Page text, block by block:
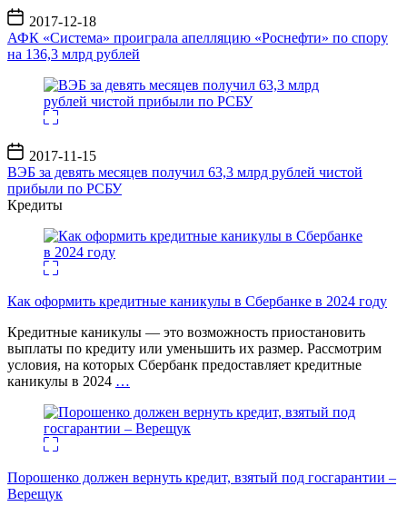
Дата
записи
2017-12-18
АФК «Система» проиграла апелляцию «Роснефти» по спору
на 136,3 млрд рублей
Дата
записи
2017-11-15
ВЭБ за девять месяцев получил 63,3 млрд рублей чистой
прибыли по РСБУ
Кредиты
Как оформить кредитные каникулы в Сбербанке в 2024 году
Кредитные каникулы — это возможность приостановить
выплаты по кредиту или уменьшить их размер. Рассмотрим
условия, на которых Сбербанк предоставляет кредитные
каникулы в 2024 …
Порошенко должен вернуть кредит, взятый под госгарантии –
Верещук